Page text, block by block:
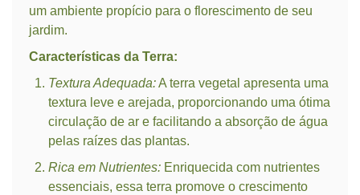
um ambiente propício para o florescimento de seu
jardim.
Características da Terra:
Textura Adequada:A terra vegetal apresenta uma
textura leve e arejada, proporcionando uma ótima
circulação de ar e facilitando a absorção de água
pelas raízes das plantas.
Rica em Nutrientes:Enriquecida com nutrientes
essenciais, essa terra promove o crescimento